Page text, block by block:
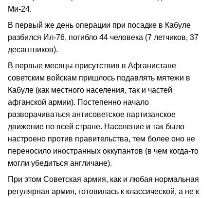
Ми-24.
В первый же день операции при посадке в Кабуле
разбился Ил-76, погибло 44 человека (7 летчиков, 37
десантников).
В первые месяцы присутствия в Афганистане
советским войскам пришлось подавлять мятежи в
Кабуле (как местного населения, так и частей
афганской армии). Постепенно начало
разворачиваться антисоветское партизанское
движение по всей стране. Население и так было
настроено против правительства, тем более оно не
переносило иностранных оккупантов (в чем когда-то
могли убедиться англичане).
При этом Советская армия, как и любая нормальная
регулярная армия, готовилась к классической, а не к